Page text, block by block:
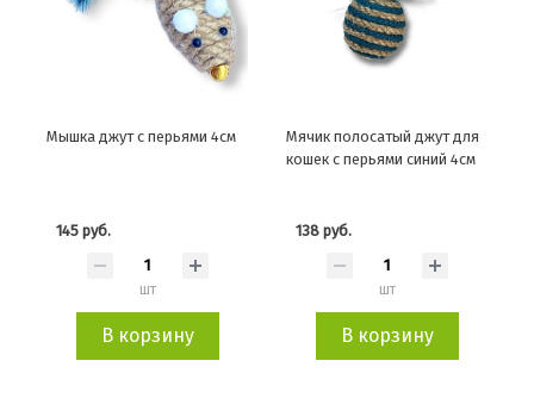
Мышка джут с перьями 4см
145 руб.
шт
В корзину
Мячик полосатый джут для
кошек с перьями синий 4см
138 руб.
шт
В корзину